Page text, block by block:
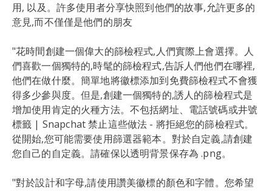
用, 以及。許多使用者分享快照到他們的故事,允許更多的
意見,而不僅僅是他們的朋友
"花時間創建一個偉大的篩檢程式,人們實際上會選擇。人
們喜歡一個獨特的,時髦的篩檢程式,告訴人們他們在哪裡,
他們在做什麼。簡單地將徽標添加到免費篩檢程式不會獲
得多少參與度。但是,創建一個獨特的,誘人的篩檢程式是
增加使用肯定的火種方法。不包括網址、電話號碼或井號
標籤 | Snapchat 禁止這些做法 - 將拒絕您的篩檢程式。
從開始,您可能需要使用篩選器範本。對於自定義,請創建
您自己的自定義。請確保以透明背景保存為 .png。
"對於設計和字母,請使用讚美徽標的顏色和字體。您希望